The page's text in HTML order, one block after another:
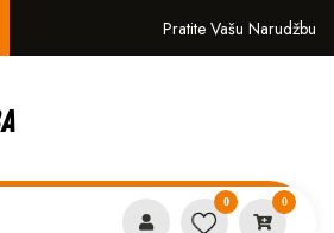
Pratite Vašu Narudžbu
0 0